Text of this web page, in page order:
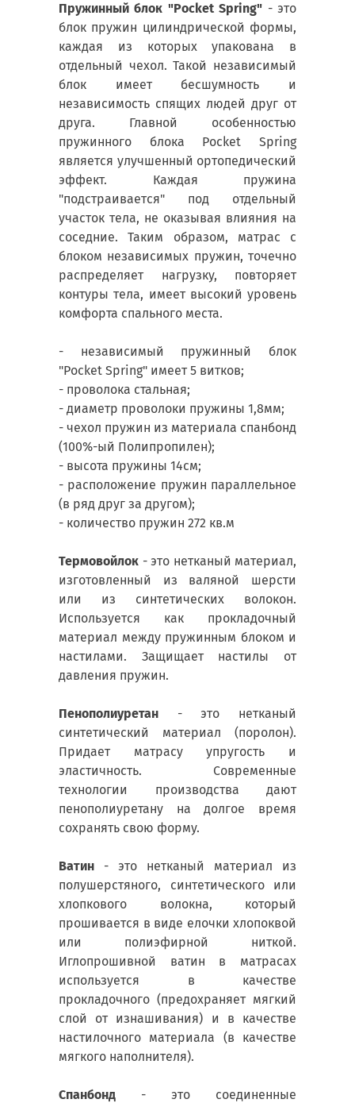
Пружинный блок "Pocket Spring" - это
блок пружин цилиндрической формы,
каждая из которых упакована в
отдельный чехол. Такой независимый
блок имеет бесшумность и
независимость спящих людей друг от
друга. Главной особенностью
пружинного блока Pocket Spring
является улучшенный ортопедический
эффект. Каждая пружина
"подстраивается" под отдельный
участок тела, не оказывая влияния на
соседние. Таким образом, матрас с
блоком независимых пружин, точечно
распределяет нагрузку, повторяет
контуры тела, имеет высокий уровень
комфорта спального места.
- независимый пружинный блок
"Pocket Spring" имеет 5 витков;
- проволока стальная;
- диаметр проволоки пружины 1,8мм;
- чехол пружин из материала спанбонд
(100%-ый Полипропилен);
- высота пружины 14см;
- расположение пружин параллельное
(в ряд друг за другом);
- количество пружин 272 кв.м
Термовойлок - это нетканый материал,
изготовленный из валяной шерсти
или из синтетических волокон.
Используется как прокладочный
материал между пружинным блоком и
настилами. Защищает настилы от
давления пружин.
Пенополиуретан - это нетканый
синтетический материал (поролон).
Придает матрасу упругость и
эластичность. Современные
технологии производства дают
пенополиуретану на долгое время
сохранять свою форму.
Ватин - это нетканый материал из
полушерстяного, синтетического или
хлопкового волокна, который
прошивается в виде елочки хлопоквой
или полиэфирной ниткой.
Иглопрошивной ватин в матрасах
используется в качестве
прокладочного (предохраняет мягкий
слой от изнашивания) и в качестве
настилочного материала (в качестве
мягкого наполнителя).
Спанбонд - это соединенные